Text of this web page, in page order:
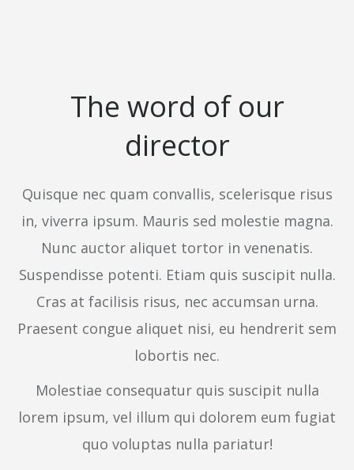
The word of our
director
Quisque nec quam convallis, scelerisque risus
in, viverra ipsum. Mauris sed molestie magna.
Nunc auctor aliquet tortor in venenatis.
Suspendisse potenti. Etiam quis suscipit nulla.
Cras at facilisis risus, nec accumsan urna.
Praesent congue aliquet nisi, eu hendrerit sem
lobortis nec.
Molestiae consequatur quis suscipit nulla
lorem ipsum, vel illum qui dolorem eum fugiat
quo voluptas nulla pariatur!